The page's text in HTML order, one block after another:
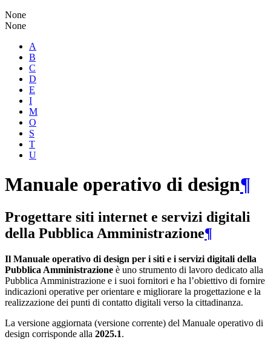
None
None
A
B
C
D
E
I
M
O
S
T
U
Manuale operativo di design¶
Progettare siti internet e servizi digitali
della Pubblica Amministrazione¶
Il Manuale operativo di design per i siti e i servizi digitali della
Pubblica Amministrazione è uno strumento di lavoro dedicato alla
Pubblica Amministrazione e i suoi fornitori e ha l’obiettivo di fornire
indicazioni operative per orientare e migliorare la progettazione e la
realizzazione dei punti di contatto digitali verso la cittadinanza.
La versione aggiornata (versione corrente) del Manuale operativo di
design corrisponde alla 2025.1.